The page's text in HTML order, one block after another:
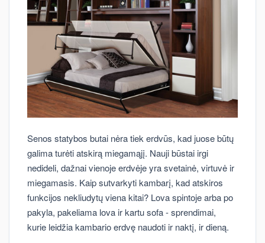
Senos statybos butai nėra tiek erdvūs, kad juose būtų
galima turėti atskirą miegamąjį. Nauji būstai irgi
nedideli, dažnai vienoje erdvėje yra svetainė, virtuvė ir
miegamasis. Kaip sutvarkyti kambarį, kad atskiros
funkcijos nekliudytų viena kitai? Lova spintoje arba po
pakyla, pakeliama lova ir kartu sofa - sprendimai,
kurie leidžia kambario erdvę naudoti ir naktį, ir dieną.